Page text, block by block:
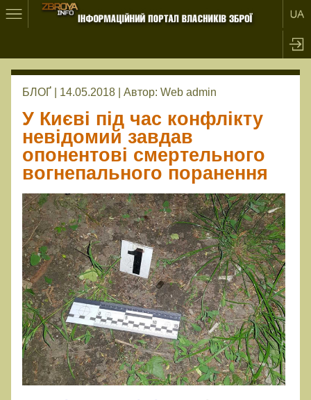
БЛОҐ | 14.05.2018 | Автор: Web admin
У Києві під час конфлікту
невідомий завдав
опонентові смертельного
вогнепального поранення